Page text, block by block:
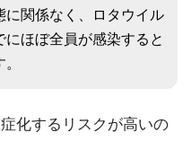
に関係なく、ロタウイル
にほぼ全員が感染すると
化するリスクが高いの